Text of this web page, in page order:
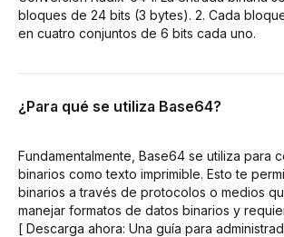
bloques de 24 bits (3 bytes). 2. Cada
en cuatro conjuntos de 6 bits cada uno.
¿Para qué se utiliza Base64?
Fundamentalmente, Base64 se utiliza para
binarios como texto imprimible. Esto te
binarios a través de protocolos o medios
manejar formatos de datos binarios y
[ Descarga ahora: Una guía para